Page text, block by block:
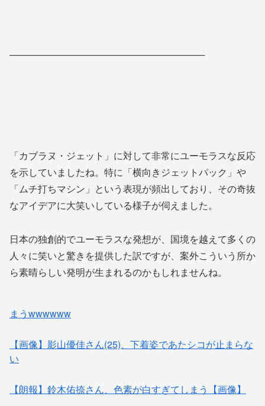
──────────────────────────────
「カブラヌ・ジェット」に対して非常にユーモラスな反応
を示していましたね。特に「横向きジェットパック」や
「ムチ打ちマシン」という表現が頻出しており、その奇抜
なアイデアに大笑いしている様子が伺えました。
日本の独創的でユーモラスな発想が、国境を越えて多くの
人々に笑いと驚きを提供した訳ですが、案外こういう所か
ら素晴らしい発明が生まれるのかもしれませんね。
【画像】影山優佳さん(25)、下着姿であたシコが止まらな
【朗報】鈴木佑捺さん、色素が白すぎてしまう【画像】
井上清華アナ 「朗読劇」ヴィジュアル撮影！！【GIF動